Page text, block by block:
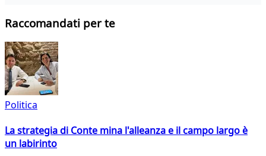
Raccomandati per te
Politica
La strategia di Conte mina l'alleanza e il campo largo è
un labirinto